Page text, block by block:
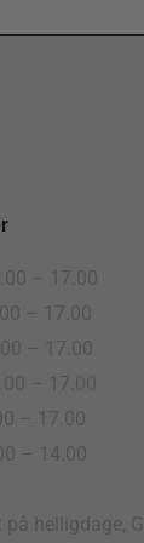
– 17.00
– 17.00
– 17.00
– 17.00
– 17.00
– 14.00
på helligdage,